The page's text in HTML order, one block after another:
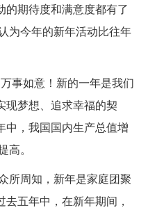
期待度和满意度都有了
为今年的新年活动比往年
事如意！新的一年是我们
现梦想、追求幸福的契
中，我国国内生产总值增
。
所周知，新年是家庭团聚
五年中，在新年期间，